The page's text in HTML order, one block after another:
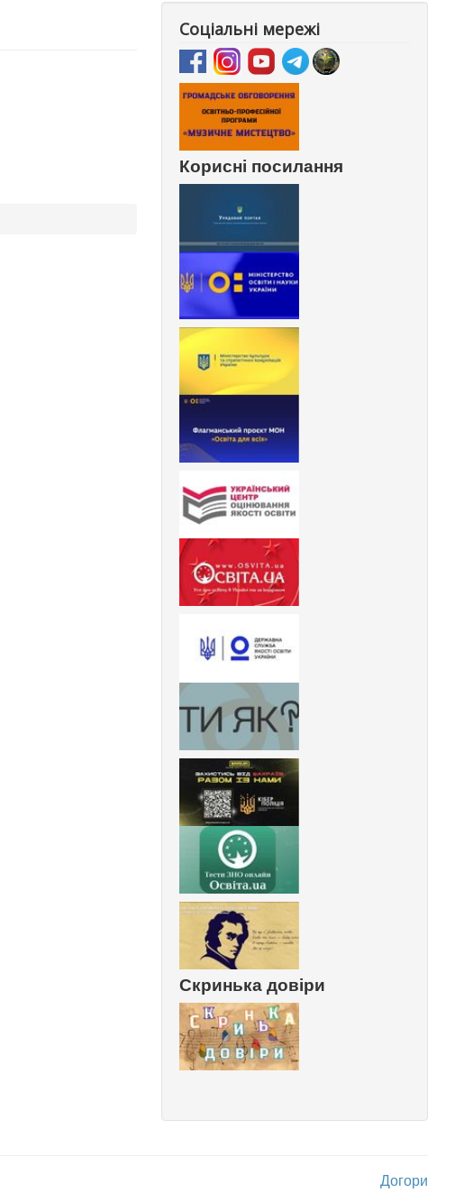
Соціальні мережі
Корисні посилання
Скринька довіри
Догори